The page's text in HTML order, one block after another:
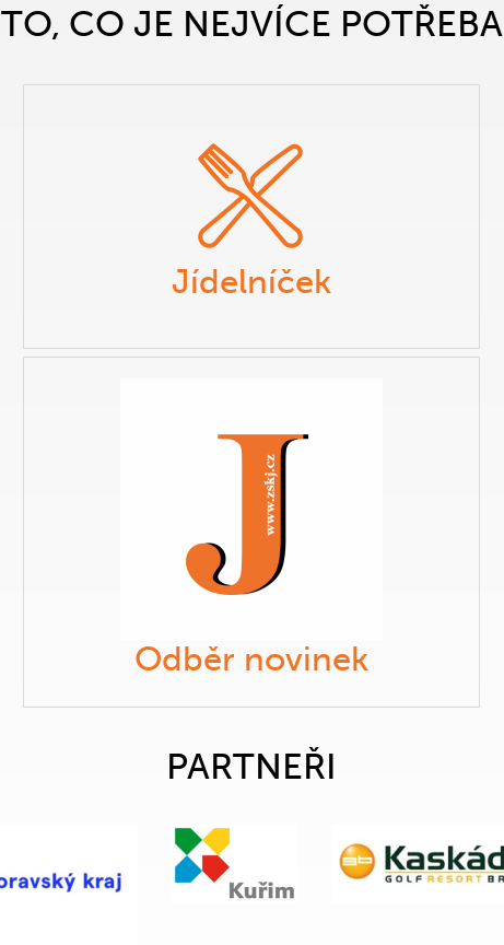
TO, CO JE NEJVÍCE POTŘEBA
Jídelníček
Odběr novinek
PARTNEŘI